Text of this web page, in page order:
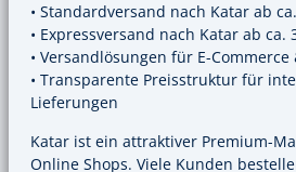
• Standardversand nach Katar ab
• Expressversand nach Katar ab ca.
• Versandlösungen für E-
• Transparente Preisstruktur für
Lieferungen
Katar ist ein attraktiver Premium-
Online Shops. Viele Kunden